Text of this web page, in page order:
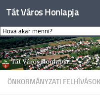
Skip to content
Tát Város Honlapja
ÖNKORMÁNYZATI FELHÍVÁSOK